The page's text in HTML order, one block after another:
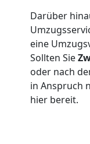
Darüber
eine
Sollten Sie
oder nach
in Anspruch
hier bereit.